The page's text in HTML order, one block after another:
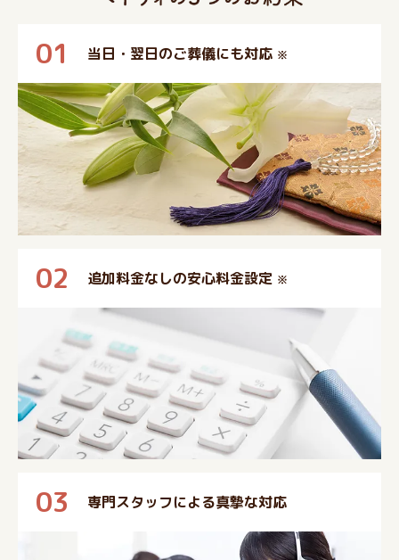
01 当日・翌日のご葬儀にも対応 ※
02 追加料金なしの安心料金設定 ※
03 専門スタッフによる真摯な対応